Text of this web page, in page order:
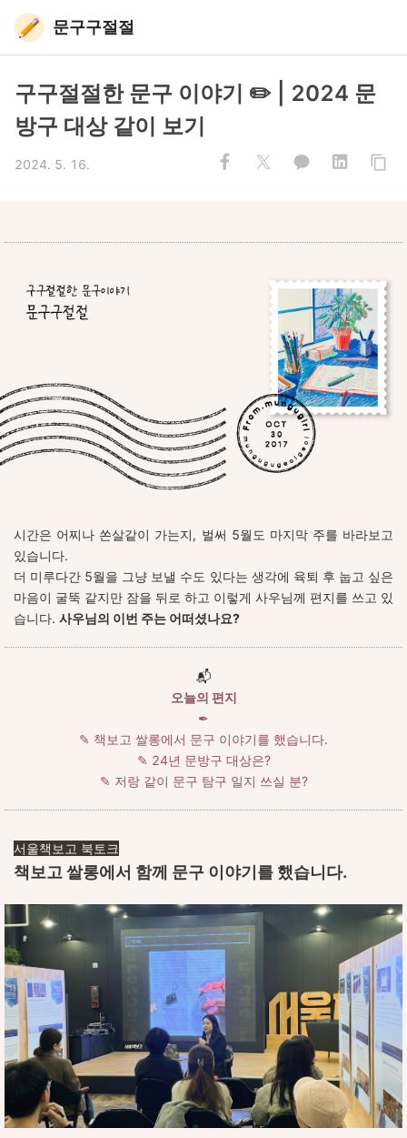
문구구절절
구구절절한 문구 이야기 ✏️ | 2024 문
방구 대상 같이 보기
2024. 5. 16.
시간은 어찌나 쏜살같이 가는지, 벌써 5월도 마지막 주를 바라보고
있습니다.
더 미루다간 5월을 그냥 보낼 수도 있다는 생각에 육퇴 후 눕고 싶은
마음이 굴뚝 같지만 잠을 뒤로 하고 이렇게 사우님께 편지를 쓰고 있
습니다. 사우님의 이번 주는 어떠셨나요?
📬
오늘의 편지
✒︎
✎ 책보고 쌀롱에서 문구 이야기를 했습니다.
✎ 24년 문방구 대상은?
✎ 저랑 같이 문구 탐구 일지 쓰실 분?
서울책보고 북토크
책보고 쌀롱에서 함께 문구 이야기를 했습니다.